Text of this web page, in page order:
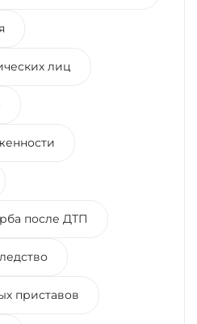
лиц
после ДТП
приставов